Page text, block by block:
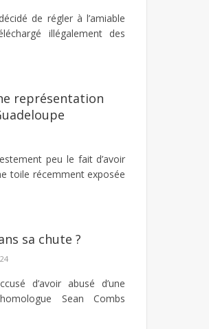
de régler à l’amiable
illégalement des
représentation
peu le fait d’avoir
toile récemment exposée
sa chute ?
d’avoir abusé d’une
Sean Combs